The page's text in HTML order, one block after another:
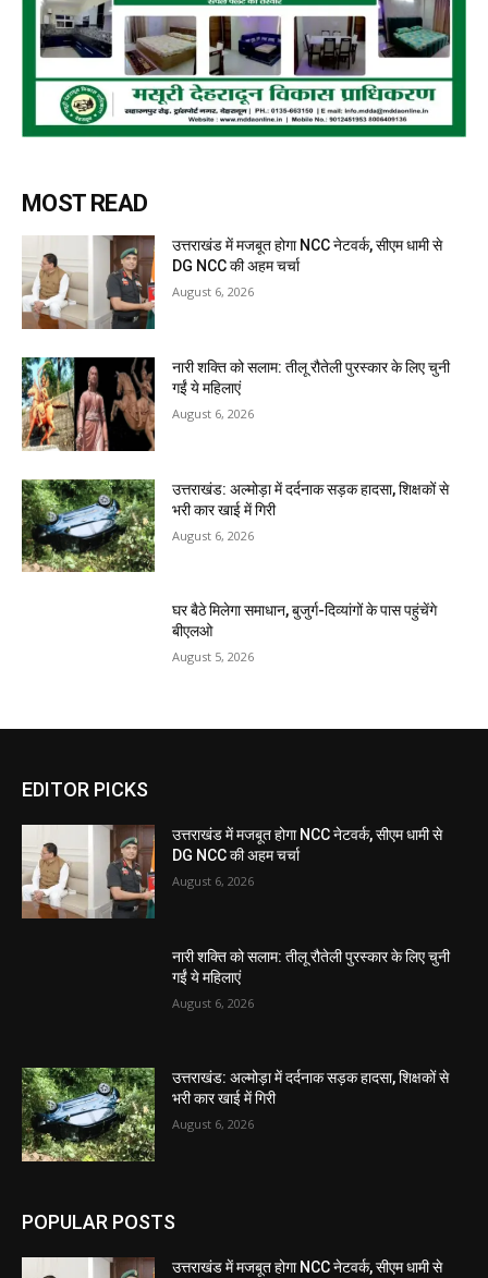
MOST READ
उत्तराखंड में मजबूत होगा NCC नेटवर्क, सीएम धामी से
DG NCC की अहम चर्चा
August 6, 2026
नारी शक्ति को सलाम: तीलू रौतेली पुरस्कार के लिए चुनी
गईं ये महिलाएं
August 6, 2026
उत्तराखंड: अल्मोड़ा में दर्दनाक सड़क हादसा, शिक्षकों से
भरी कार खाई में गिरी
August 6, 2026
घर बैठे मिलेगा समाधान, बुजुर्ग-दिव्यांगों के पास पहुंचेंगे
बीएलओ
August 5, 2026
EDITOR PICKS
उत्तराखंड में मजबूत होगा NCC नेटवर्क, सीएम धामी से
DG NCC की अहम चर्चा
August 6, 2026
नारी शक्ति को सलाम: तीलू रौतेली पुरस्कार के लिए चुनी
गईं ये महिलाएं
August 6, 2026
उत्तराखंड: अल्मोड़ा में दर्दनाक सड़क हादसा, शिक्षकों से
भरी कार खाई में गिरी
August 6, 2026
POPULAR POSTS
उत्तराखंड में मजबूत होगा NCC नेटवर्क, सीएम धामी से